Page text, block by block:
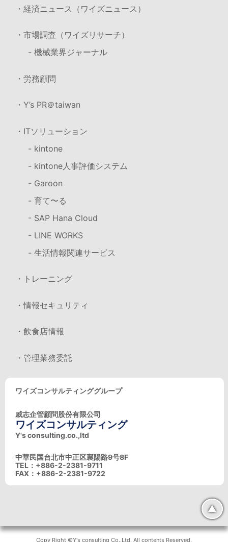
・経済ニュース（ワイズニュース）
・市場調査（ワイズリサーチ）
- 機械業界ジャーナル
・労務顧問
・Y’s PR＠taiwan
・ITソリューション
- kintone
- kintone人事評価システム
- Garoon
- 育て〜る
- SAP Hana Cloud
- LINE WORKS
- 生活情報関連サービス
・トレーニング
・情報セキュリティ
・飲食店情報
・管理業務委託
ワイズコンサルティンググループ
威志企管顧問股份有限公司
ワイズコンサルティング
Y's consulting.co.,ltd
中華民国台北市中正区襄陽路9号8F
TEL：+886-2-2381-9711
FAX：+886-2-2381-9722
▲
Copy Right ©Y's consulting Co.,Ltd. All contents Reserved.